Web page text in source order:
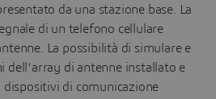
da una stazione base. La
di un telefono cellulare
La possibilità di simulare e
dell'array di antenne installato e
dispositivi di comunicazione